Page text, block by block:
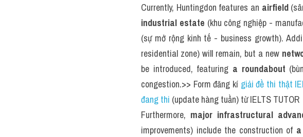
Currently, Huntingdon features an airfield
industrial estate (khu công nghiệp -
(sự mở rộng kinh tế - business growth).
residential zone) will remain, but a new
be introduced, featuring a roundabout
congestion.>> Form đăng kí giải đề thi thật
đang thi (update hàng tuần) từ IELTS TUTOR
Furthermore, major infrastructural
improvements) include the construction of